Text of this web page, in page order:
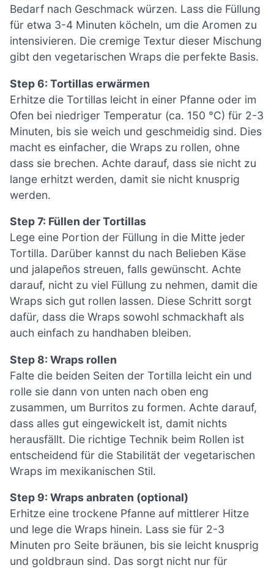
Bedarf nach Geschmack würzen. Lass die Füllung
für etwa 3-4 Minuten köcheln, um die Aromen zu
intensivieren. Die cremige Textur dieser Mischung
gibt den vegetarischen Wraps die perfekte Basis.
Step 6: Tortillas erwärmen
Erhitze die Tortillas leicht in einer Pfanne oder im
Ofen bei niedriger Temperatur (ca. 150 °C) für 2-3
Minuten, bis sie weich und geschmeidig sind. Dies
macht es einfacher, die Wraps zu rollen, ohne
dass sie brechen. Achte darauf, dass sie nicht zu
lange erhitzt werden, damit sie nicht knusprig
werden.
Step 7: Füllen der Tortillas
Lege eine Portion der Füllung in die Mitte jeder
Tortilla. Darüber kannst du nach Belieben Käse
und jalapeños streuen, falls gewünscht. Achte
darauf, nicht zu viel Füllung zu nehmen, damit die
Wraps sich gut rollen lassen. Diese Schritt sorgt
dafür, dass die Wraps sowohl schmackhaft als
auch einfach zu handhaben bleiben.
Step 8: Wraps rollen
Falte die beiden Seiten der Tortilla leicht ein und
rolle sie dann von unten nach oben eng
zusammen, um Burritos zu formen. Achte darauf,
dass alles gut eingewickelt ist, damit nichts
herausfällt. Die richtige Technik beim Rollen ist
entscheidend für die Stabilität der vegetarischen
Wraps im mexikanischen Stil.
Step 9: Wraps anbraten (optional)
Erhitze eine trockene Pfanne auf mittlerer Hitze
und lege die Wraps hinein. Lass sie für 2-3
Minuten pro Seite bräunen, bis sie leicht knusprig
und goldbraun sind. Das sorgt nicht nur für